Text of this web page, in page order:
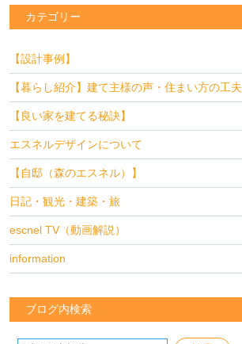
カテゴリー
【設計事例】
【暮らし紹介】建て主様の声・住まい方の工夫
【良い家を建てる秘訣】
エスネルデザインについて
【自邸（森のエスネル）】
日記・観光・建築・旅
escnel TV（動画解説）
information
ブログ内検索